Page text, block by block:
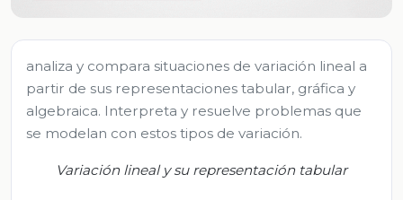
analiza y compara situaciones de variación lineal a
partir de sus representaciones tabular, gráfica y
algebraica. Interpreta y resuelve problemas que
se modelan con estos tipos de variación.
Variación lineal y su representación tabular